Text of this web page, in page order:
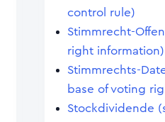
control rule)
Stimmrecht-
right information)
Stimmrechts-
base of voting
Stockdividende